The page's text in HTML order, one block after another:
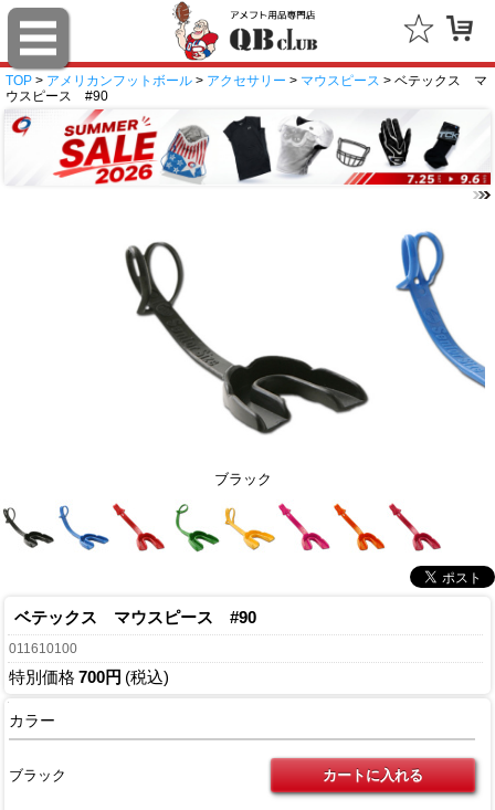
TOP > アメリカンフットボール > アクセサリー > マウスピース > ベテックス マ
ウスピース #90
ブラック
ベテックス マウスピース #90
011610100
特別価格 700円 (税込)
カラー
ブラック